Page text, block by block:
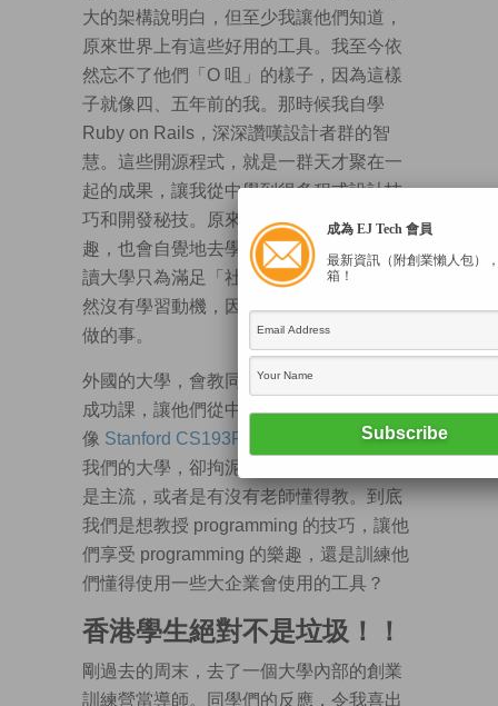
大的架構說明白，但至少我讓他們知道，
原來世界上有這些好用的工具。我至今依
然忘不了他們「O 咀」的樣子，因為這樣
子就像四、五年前的我。那時候我自學
Ruby on Rails，深深讚嘆設計者群的智
慧。這些開源程式，就是一群天才聚在一
起的成果，讓我從中學到很多程式設計技
巧和開發秘技。原來，我們的同學是有興
趣，也會自覺地去學這些新事物的。但當
讀大學只為滿足「社會需要」時，他們自
然沒有學習動機，因為這本身不是他們想
做的事。
外國的大學，會教同學使用這些工具去完
成功課，讓他們從中學習，甚至
像 Stanford CS193P
找專家來教授；相對
我們的大學，卻拘泥於這些工具應用是不
是主流，或者是有沒有老師懂得教。到底
我們是想教授 programming 的技巧，讓他
們享受 programming 的樂趣，還是訓練他
們懂得使用一些大企業會使用的工具？
香港學生絕對不是垃圾！！
剛過去的周末，去了一個大學內部的創業
訓練營當導師。同學們的反應，令我喜出
成為 EJ Tech 會員
最新資訊（附創業懶人包）
箱！